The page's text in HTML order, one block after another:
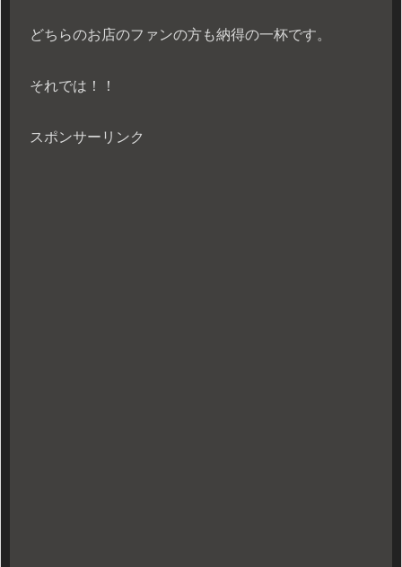
どちらのお店のファンの方も納得の一杯です。
それでは！！
スポンサーリンク